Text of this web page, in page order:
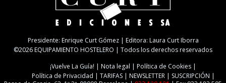
Presidente: Enrique Curt Gómez | Editora: Laura Curt Iborra
©2026 EQUIPAMIENTO HOSTELERO | Todos los derechos reservados
¡Vuelve La Guía!
Nota legal
Política de Cookies
Política de Privacidad
TARIFAS NEWSLETTER
SUSCRIPCIÓN